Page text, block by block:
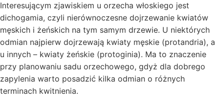
Interesującym zjawiskiem u orzecha włoskiego jest
dichogamia, czyli nierównoczesne dojrzewanie kwiatów
męskich i żeńskich na tym samym drzewie. U niektórych
odmian najpierw dojrzewają kwiaty męskie (protandria), a
u innych – kwiaty żeńskie (protoginia). Ma to znaczenie
przy planowaniu sadu orzechowego, gdyż dla dobrego
zapylenia warto posadzić kilka odmian o różnych
terminach kwitnienia.